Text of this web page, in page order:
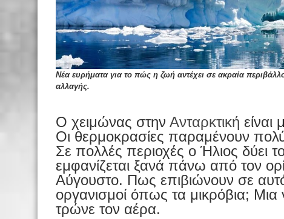
Νέα ευρήματα για το πώς η ζωή αντέχει σε ακραία
αλλαγής.
Ο χειμώνας στην Ανταρκτική είναι
Οι θερμοκρασίες παραμένουν
Σε πολλές περιοχές ο Ήλιος δύει
εμφανίζεται ξανά πάνω από τον
Αύγουστο. Πως επιβιώνουν σε
οργανισμοί όπως τα μικρόβια; Μια
τρώνε τον αέρα.